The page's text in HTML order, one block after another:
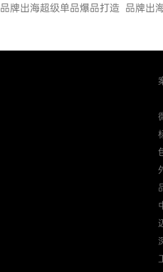
品牌出海超级单品爆品打造 品牌出